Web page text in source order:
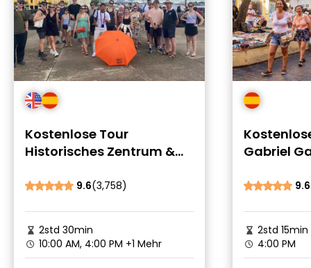
Kostenlose Tour
Historisches Zentrum &
9.6(3,758)
2std 30min
10:00 AM, 4:00 PM +1 Mehr
Gabriel
9.6
2std 15min
4:00 PM